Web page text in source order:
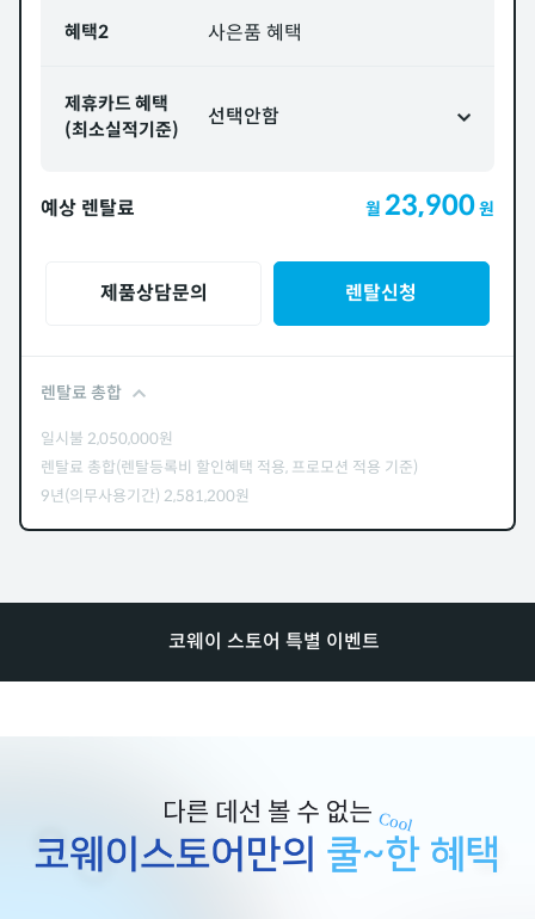
혜택2 사은품 혜택
제휴카드 혜택
(최소실적기준)
선택안함
예상 렌탈료 월 23,900원
제품상담문의 렌탈신청
렌탈료 총합
일시불 2,050,000원
렌탈료 총합(렌탈등록비 할인혜택 적용, 프로모션 적용 기준)
9년(의무사용기간) 2,581,200원
코웨이 스토어 특별 이벤트